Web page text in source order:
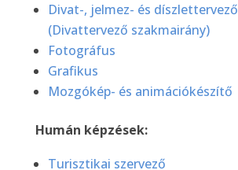
Divat-, jelmez- és díszlettervező
(Divattervező szakmairány)
Fotográfus
Grafikus
Mozgókép- és animációkészítő
Humán képzések:
Turisztikai szervező